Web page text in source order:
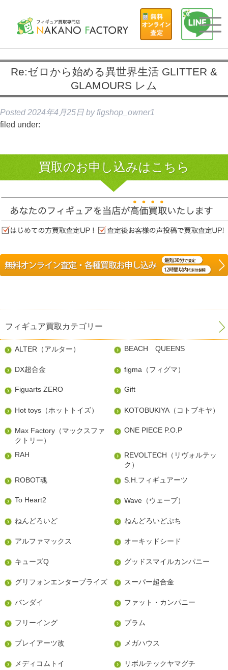
Re:ゼロから始める異世界生活 GLITTER &
GLAMOURS レム
Posted 2024年4月25日 by figshop_owner1
filed under:
買取のお申し込みはこちら
フィギュア買取カテゴリー
ALTER（アルター） BEACH QUEENS
DX超合金 figma（フィグマ）
Figuarts ZERO Gift
Hot toys（ホットトイズ） KOTOBUKIYA（コトブキヤ）
Max Factory（マックスファ
クトリー）
ONE PIECE P.O.P
RAH
REVOLTECH（リヴォルテッ
ク）
ROBOT魂
S.H.フィギュアーツ
To Heart2 Wave（ウェーブ）
ねんどろいど ねんどろいどぷち
アルファマックス オーキッドシード
キューズQ グッドスマイルカンパニー
グリフォンエンタープライズ スーパー超合金
バンダイ ファット・カンパニー
フリーイング プラム
プレイアーツ改 メガハウス
メディコムトイ リボルテックヤマグチ